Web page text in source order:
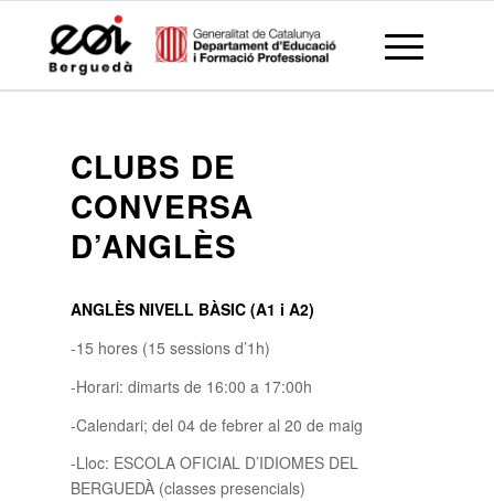
CLUBS DE
CONVERSA
D’ANGLÈS
ANGLÈS NIVELL BÀSIC (A1 i A2)
-15 hores (15 sessions d’1h)
-Horari: dimarts de 16:00 a 17:00h
-Calendari; del 04 de febrer al 20 de maig
-Lloc: ESCOLA OFICIAL D’IDIOMES DEL
BERGUEDÀ (classes presencials)